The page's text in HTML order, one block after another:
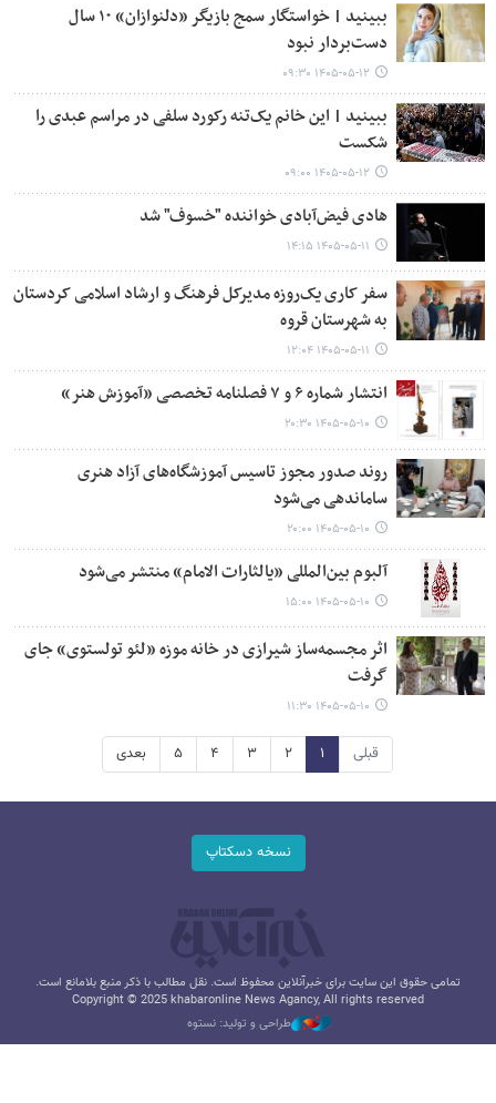
ببینید | خواستگار سمج بازیگر «دلنوازان» ۱۰ سال
دست‌بردار نبود
۱۴۰۵-۰۵-۱۲ ۰۹:۳۰
ببینید | این خانم یک‌تنه رکورد سلفی در مراسم عبدی را
شکست
۱۴۰۵-۰۵-۱۲ ۰۹:۰۰
هادی فیض‌آبادی خواننده "خسوف" شد
۱۴۰۵-۰۵-۱۱ ۱۴:۱۵
سفر کاری یک‌روزه مدیرکل فرهنگ و ارشاد اسلامی کردستان
به شهرستان قروه
۱۴۰۵-۰۵-۱۱ ۱۲:۰۴
انتشار شماره ۶ و ۷ فصلنامه تخصصی «آموزش هنر»
۱۴۰۵-۰۵-۱۰ ۲۰:۳۰
روند صدور مجوز تاسیس آموزشگاه‌های آزاد هنری
ساماندهی می‌شود
۱۴۰۵-۰۵-۱۰ ۲۰:۰۰
آلبوم بین‌المللی «یالثارات الامام» منتشر می‌شود
۱۴۰۵-۰۵-۱۰ ۱۵:۰۰
اثر مجسمه‌ساز شیرازی در خانه موزه «لئو تولستوی» جای
گرفت
۱۴۰۵-۰۵-۱۰ ۱۱:۳۰
قبلی ۱ ۲ ۳ ۴ ۵ بعدی
نسخه دسکتاپ
تمامی حقوق این سایت برای خبرآنلاین محفوظ است. نقل مطالب با ذکر منبع بلامانع است.
Copyright © 2025 khabaronline News Agancy, All rights reserved
طراحی و تولید: نستوه